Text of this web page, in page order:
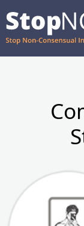
processo
Recursos e
Sobre Nós
Parceiros